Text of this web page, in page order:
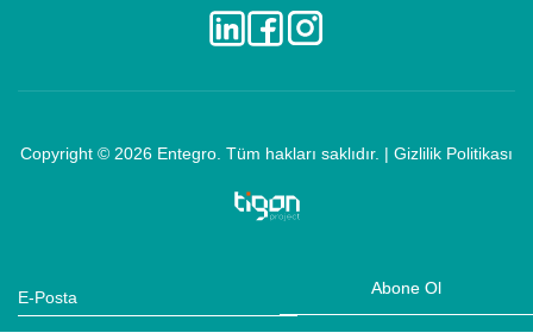
Copyright © 2026 Entegro . Tüm hakları saklıdır. | Gizlilik Politikası
Abone Ol